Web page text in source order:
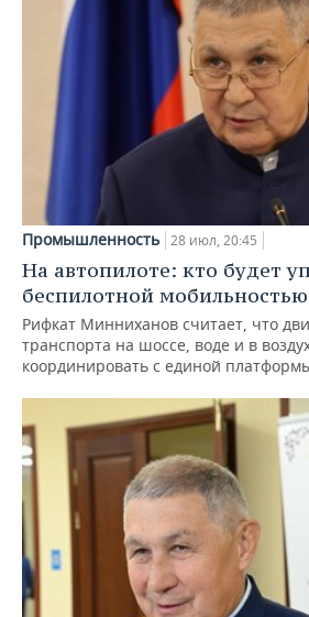
Промышленность 28 июл, 20:45
На автопилоте: кто будет
беспилотной мобильностью
Рифкат Минниханов считает, что
транспорта на шоссе, воде и в
координировать с единой